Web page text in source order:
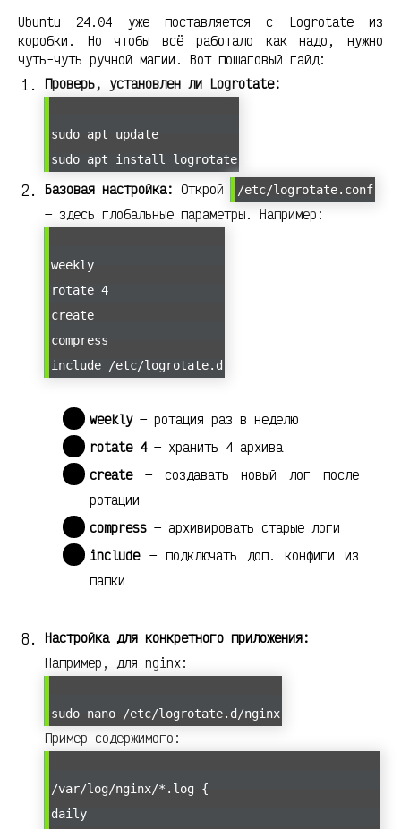
Ubuntu 24.04 уже поставляется с Logrotate из
коробки. Но чтобы всё работало как надо, нужно
чуть-чуть ручной магии. Вот пошаговый гайд:
Проверь, установлен ли Logrotate:
sudo apt update
sudo apt install logrotate
Базовая настройка: Открой /etc/logrotate.conf
— здесь глобальные параметры. Например:
weekly
rotate 4
create
compress
include /etc/logrotate.d
weekly— ротация раз в неделю
rotate 4— хранить 4 архива
create— создавать новый лог после
ротации
compress — архивировать старые логи
include— подключать доп. конфиги из
папки
Настройка для конкретного приложения:
Например, для nginx:
sudo nano /etc/logrotate.d/nginx
Пример содержимого:
/var/log/nginx/*.log {
daily